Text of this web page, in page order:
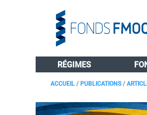
RÉGIMES
ACCUEIL/PUBLICATIONS/